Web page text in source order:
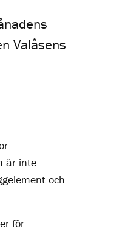
Valåsens
är inte
och
för